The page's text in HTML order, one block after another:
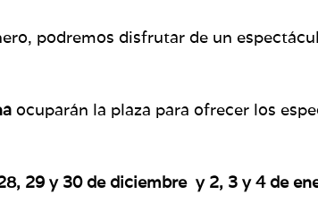
podremos disfrutar de un
ocuparán la plaza para ofrecer los
29 y 30 de diciembre y 2, 3 y 4 de